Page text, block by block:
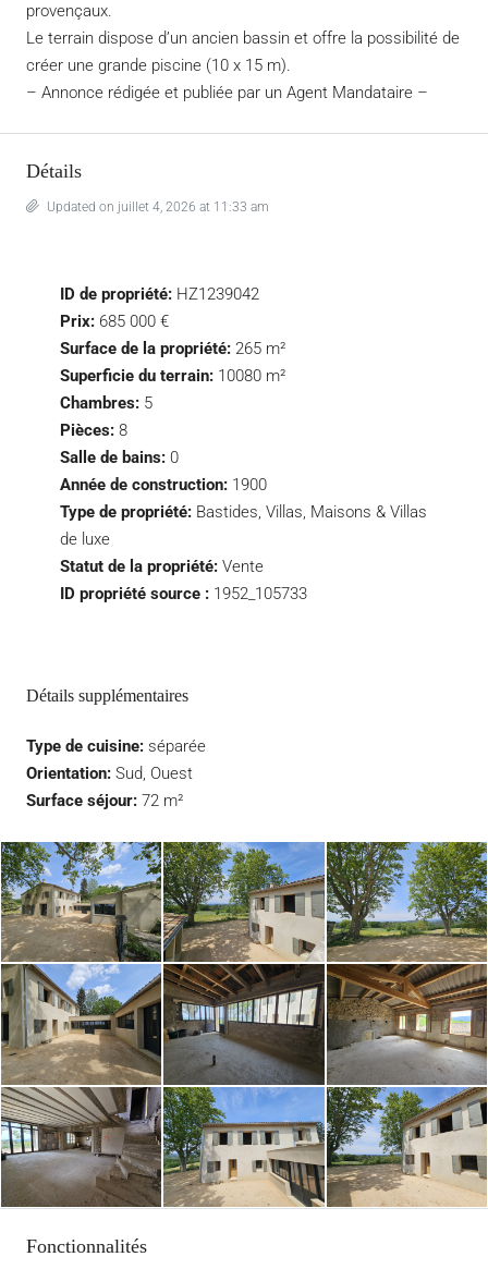
provençaux.
Le terrain dispose d’un ancien bassin et offre la possibilité de
créer une grande piscine (10 x 15 m).
– Annonce rédigée et publiée par un Agent Mandataire –
Détails
Updated on juillet 4, 2026 at 11:33 am
ID de propriété: HZ1239042
Prix: 685 000 €
Surface de la propriété: 265 m²
Superficie du terrain: 10080 m²
Chambres: 5
Pièces: 8
Salle de bains: 0
Année de construction: 1900
Type de propriété: Bastides, Villas, Maisons & Villas
de luxe
Statut de la propriété: Vente
ID propriété source : 1952_105733
Détails supplémentaires
Type de cuisine: séparée
Orientation: Sud, Ouest
Surface séjour: 72 m²
Fonctionnalités